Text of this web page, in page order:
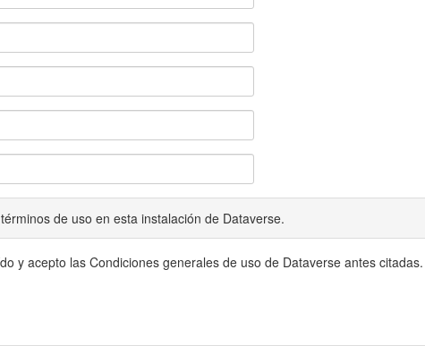
de uso en esta instalación de Dataverse.
y acepto las Condiciones generales de uso de Dataverse antes citadas.